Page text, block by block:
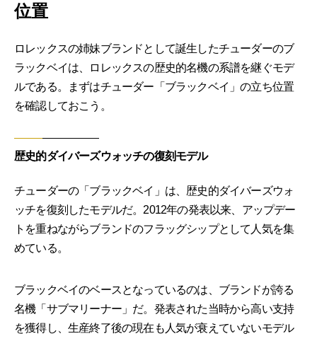
位置
ロレックスの姉妹ブランドとして誕生したチューダーのブ
ラックベイは、ロレックスの歴史的名機の系譜を継ぐモデ
ルである。まずはチューダー「ブラックベイ」の立ち位置
を確認しておこう。
歴史的ダイバーズウォッチの復刻モデル
チューダーの「ブラックベイ」は、歴史的ダイバーズウォ
ッチを復刻したモデルだ。2012年の発表以来、アップデー
トを重ねながらブランドのフラッグシップとして人気を集
めている。
ブラックベイのベースとなっているのは、ブランドが誇る
名機「サブマリーナー」だ。発表された当時から高い支持
を獲得し、生産終了後の現在も人気が衰えていないモデル